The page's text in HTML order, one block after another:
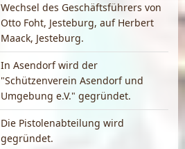
Wechsel des Geschäftsführers von
Otto Foht, Jesteburg, auf Herbert
Maack, Jesteburg.
In Asendorf wird der
"Schützenverein Asendorf und
Umgebung e.V." gegründet.
Die Pistolenabteilung wird
gegründet.